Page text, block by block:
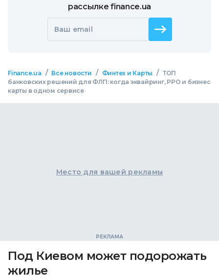
рассылке finance.ua
Ваш email
Finance.ua / Все новости / Финтех и Карты / ТОП
банковских решений для ФЛП: когда эквайринг, РРО и бизнес
карты в одном сервисе
Место для вашей рекламы
Под Киевом может подорожать
жилье